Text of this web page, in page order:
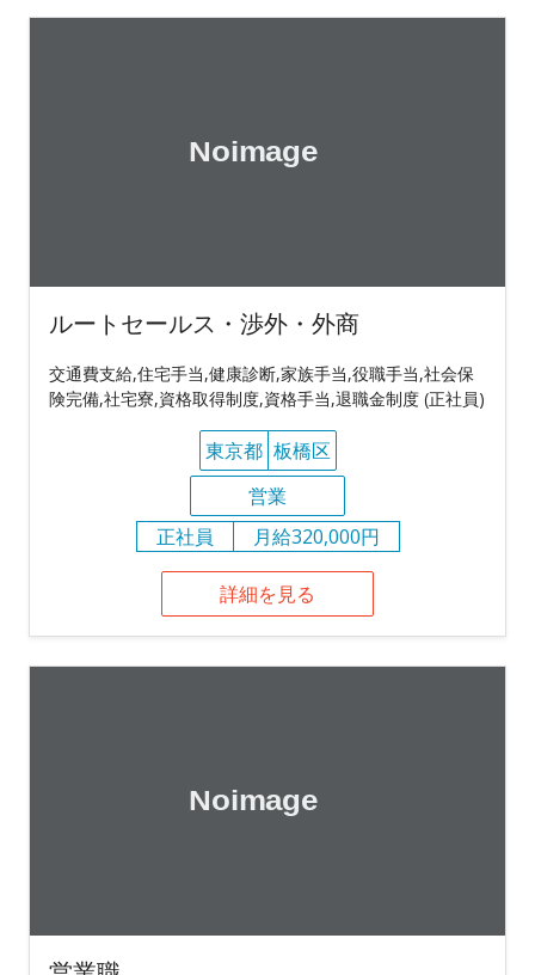
ルートセールス・渉外・外商
交通費支給,住宅手当,健康診断,家族手当,役職手当,社会保
険完備,社宅寮,資格取得制度,資格手当,退職金制度 (正社員)
東京都 板橋区
営業
正社員
月給320,000円
詳細を見る